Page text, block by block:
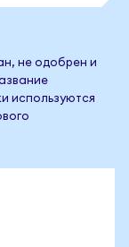
не одобрен и
используются